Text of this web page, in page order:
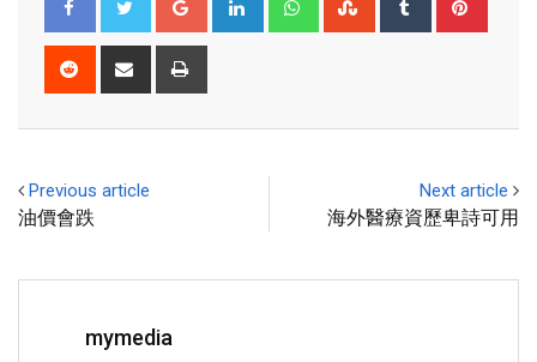
Previous article
油價會跌
Next article
海外醫療資歷卑詩可用
mymedia